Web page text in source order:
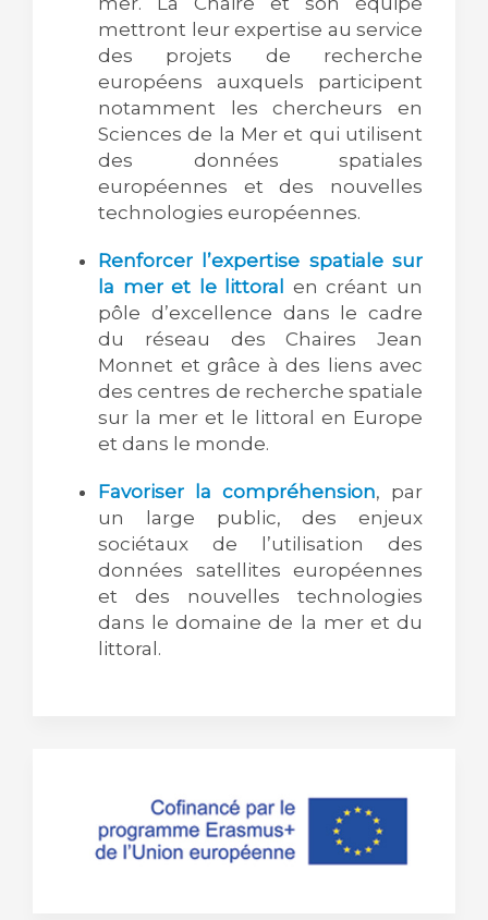
mettront leur expertise au service
des projets de recherche
européens auxquels participent
notamment les chercheurs en
Sciences de la Mer et qui utilisent
des données spatiales
européennes et des nouvelles
technologies européennes.
Renforcer l’expertise spatiale sur
la mer et le littoral en créant un
pôle d’excellence dans le cadre
du réseau des Chaires Jean
Monnet et grâce à des liens avec
des centres de recherche spatiale
sur la mer et le littoral en Europe
et dans le monde.
Favoriser la compréhension, par
un large public, des enjeux
sociétaux de l’utilisation des
données satellites européennes
et des nouvelles technologies
dans le domaine de la mer et du
littoral.